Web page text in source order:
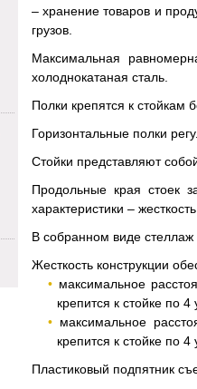
– хранение товаров и
грузов.
Максимальная
холоднокатаная сталь.
Полки крепятся к
Горизонтальные полки
Стойки представляют
Продольные края стоек
характеристики –
В собранном виде стеллаж
Жесткость конструкции
максимальное
крепится к стойке по
максимальное
крепится к стойке по
Пластиковый подпятник